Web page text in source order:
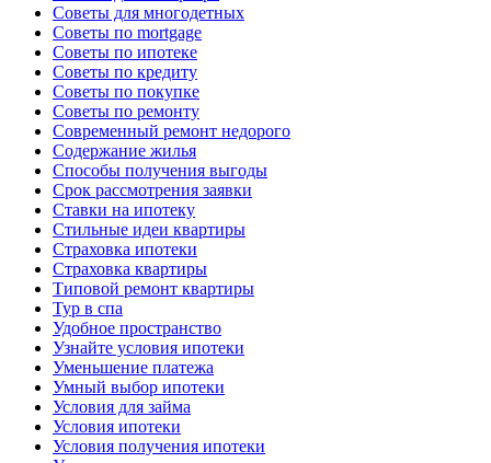
Советы для многодетных
Советы по mortgage
Советы по ипотеке
Советы по кредиту
Советы по покупке
Советы по ремонту
Современный ремонт недорого
Содержание жилья
Способы получения выгоды
Срок рассмотрения заявки
Ставки на ипотеку
Стильные идеи квартиры
Страховка ипотеки
Страховка квартиры
Типовой ремонт квартиры
Тур в спа
Удобное пространство
Узнайте условия ипотеки
Уменьшение платежа
Умный выбор ипотеки
Условия для займа
Условия ипотеки
Условия получения ипотеки